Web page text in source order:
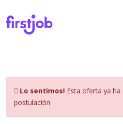
Lo sentimos! Esta oferta ya
postulación